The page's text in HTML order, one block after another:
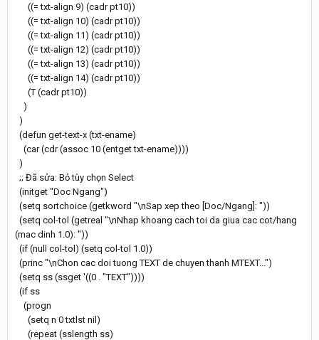
((= txt-align 9) (cadr pt10))
((= txt-align 10) (cadr pt10))
((= txt-align 11) (cadr pt10))
((= txt-align 12) (cadr pt10))
((= txt-align 13) (cadr pt10))
((= txt-align 14) (cadr pt10))
(T (cadr pt10))
)
)
(defun get-text-x (txt-ename)
(car (cdr (assoc 10 (entget txt-ename))))
)
;; Đã sửa: Bỏ tùy chọn Select
(initget "Doc Ngang")
(setq sortchoice (getkword "\nSap xep theo [Doc/Ngang]: "))
(setq col-tol (getreal "\nNhap khoang cach toi da giua cac cot/hang
(mac dinh 1.0): "))
(if (null col-tol) (setq col-tol 1.0))
(princ "\nChon cac doi tuong TEXT de chuyen thanh MTEXT...")
(setq ss (ssget '((0 . "TEXT"))))
(if ss
(progn
(setq n 0 txtlst nil)
(repeat (sslength ss)